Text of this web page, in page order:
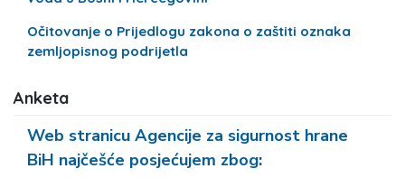
Očitovanje o Prijedlogu zakona o zaštiti oznaka
zemljopisnog podrijetla
Anketa
Web stranicu Agencije za sigurnost hrane
BiH najčešće posjećujem zbog: